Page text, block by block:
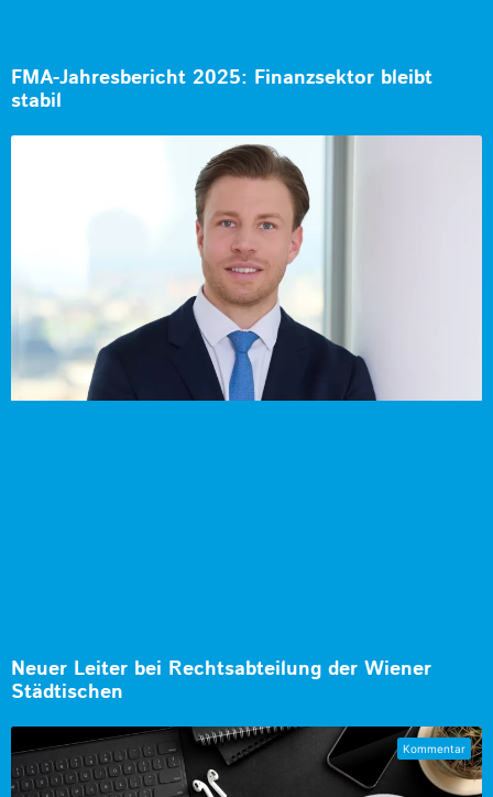
FMA-Jahresbericht 2025: Finanzsektor bleibt
stabil
Neuer Leiter bei Rechtsabteilung der Wiener
Städtischen